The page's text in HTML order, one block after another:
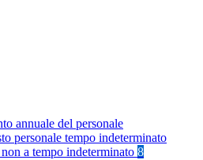
annuale del personale
personale tempo indeterminato
a tempo indeterminato 8